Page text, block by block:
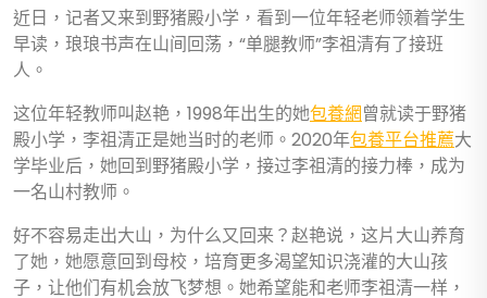
近日，记者又来到野猪殿小学，看到一位年轻老师领着学生
早读，琅琅书声在山间回荡，“单腿教师”李祖清有了接班
人。
这位年轻教师叫赵艳，1998年出生的她包養網曾就读于野猪
殿小学，李祖清正是她当时的老师。2020年包養平台推薦大
学毕业后，她回到野猪殿小学，接过李祖清的接力棒，成为
一名山村教师。
好不容易走出大山，为什么又回来？赵艳说，这片大山养育
了她，她愿意回到母校，培育更多渴望知识浇灌的大山孩
子，让他们有机会放飞梦想。她希望能和老师李祖清一样，